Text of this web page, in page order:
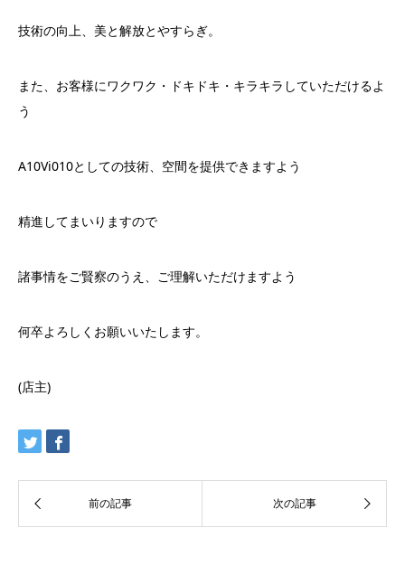
技術の向上、美と解放とやすらぎ。
また、お客様にワクワク・ドキドキ・キラキラしていただけるよ
う
A10Vi010としての技術、空間を提供できますよう
精進してまいりますので
諸事情をご賢察のうえ、ご理解いただけますよう
何卒よろしくお願いいたします。
(店主)